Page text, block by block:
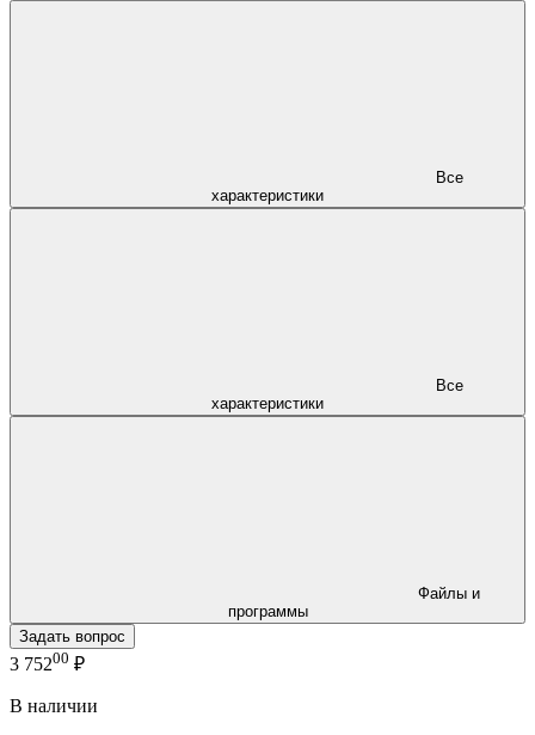
характеристики
характеристики
программы
Задать вопрос
3 75200 ₽
В наличии